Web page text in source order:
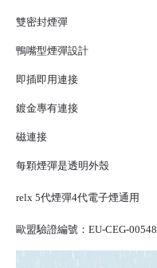
雙密封煙彈
鴨嘴型煙彈設計
即插即用連接
鍍金專有連接
磁連接
每顆煙彈是透明外殼
relx 5代煙彈4代電子煙通用
歐盟驗證編號：EU-CEG-00548